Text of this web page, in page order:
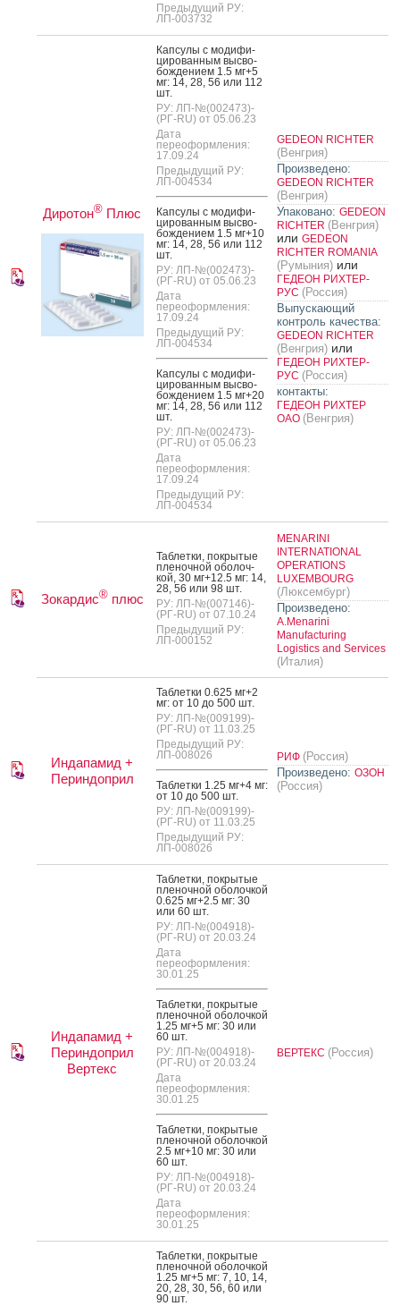
Предыдущий РУ:
ЛП-003732
Диротон® Плюс
Кап­су­лы с мо­дифи­
циро­ван­ным выс­во­
бож­де­ни­ем 1.5 мг+5
мг: 14, 28, 56 или 112
шт.
РУ: ЛП-№(002473)-
(РГ-RU) от 05.06.23
Дата
переоформления:
17.09.24
Предыдущий РУ:
ЛП-004534
Кап­су­лы с мо­дифи­
циро­ван­ным выс­во­
бож­де­ни­ем 1.5 мг+10
мг: 14, 28, 56 или 112
шт.
РУ: ЛП-№(002473)-
(РГ-RU) от 05.06.23
Дата
переоформления:
17.09.24
Предыдущий РУ:
ЛП-004534
Кап­су­лы с мо­дифи­
циро­ван­ным выс­во­
бож­де­ни­ем 1.5 мг+20
мг: 14, 28, 56 или 112
шт.
РУ: ЛП-№(002473)-
(РГ-RU) от 05.06.23
Дата
переоформления:
17.09.24
Предыдущий РУ:
ЛП-004534
GEDEON RICHTER
(Венгрия)
Произведено:
GEDEON RICHTER
(Венгрия)
Упаковано: GEDEON
RICHTER (Венгрия)
или GEDEON
RICHTER ROMANIA
(Румыния) или
ГЕДЕОН РИХТЕР-
РУС (Россия)
Выпускающий
контроль качества:
GEDEON RICHTER
(Венгрия) или
ГЕДЕОН РИХТЕР-
РУС (Россия)
контакты:
ГЕДЕОН РИХТЕР
ОАО (Венгрия)
Зокардис®плюс
Таб­летки, пок­ры­тые
пле­ноч­ной обо­лоч­
кой, 30 мг+12.5 мг: 14,
28, 56 или 98 шт.
РУ: ЛП-№(007146)-
(РГ-RU) от 07.10.24
Предыдущий РУ:
ЛП-000152
MENARINI
INTERNATIONAL
OPERATIONS
LUXEMBOURG
(Люксембург)
Произведено:
A.Menarini
Manufacturing
Logistics and Services
(Италия)
Индапамид +
Периндоприл
Таб­летки 0.625 мг+2
мг: от 10 до 500 шт.
РУ: ЛП-№(009199)-
(РГ-RU) от 11.03.25
Предыдущий РУ:
ЛП-008026
Таб­летки 1.25 мг+4 мг:
от 10 до 500 шт.
РУ: ЛП-№(009199)-
(РГ-RU) от 11.03.25
Предыдущий РУ:
ЛП-008026
РИФ (Россия)
Произведено: ОЗОН
(Россия)
Индапамид +
Периндоприл
Вертекс
Таб­летки, пок­ры­тые
пле­ноч­ной обо­лоч­кой
0.625 мг+2.5 мг: 30
или 60 шт.
РУ: ЛП-№(004918)-
(РГ-RU) от 20.03.24
Дата
переоформления:
30.01.25
Таб­летки, пок­ры­тые
пле­ноч­ной обо­лоч­кой
1.25 мг+5 мг: 30 или
60 шт.
РУ: ЛП-№(004918)-
(РГ-RU) от 20.03.24
Дата
переоформления:
30.01.25
Таб­летки, пок­ры­тые
пле­ноч­ной обо­лоч­кой
2.5 мг+10 мг: 30 или
60 шт.
РУ: ЛП-№(004918)-
(РГ-RU) от 20.03.24
Дата
переоформления:
30.01.25
ВЕРТЕКС (Россия)
Таб­летки, пок­ры­тые
пле­ноч­ной обо­лоч­кой
1.25 мг+5 мг: 7, 10, 14,
20, 28, 30, 56, 60 или
90 шт.